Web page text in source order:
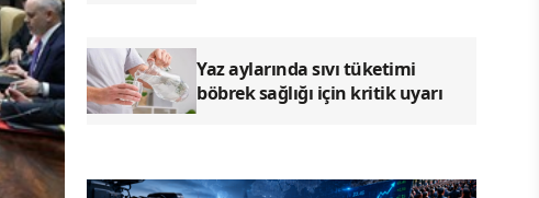
Yaz aylarında sıvı tüketimi
böbrek sağlığı için kritik uyarı